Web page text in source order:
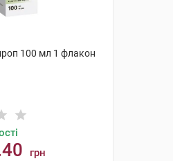
100 мл 1 флакон
грн